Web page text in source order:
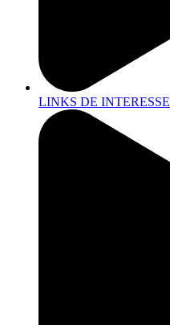
LINKS DE INTERESSE